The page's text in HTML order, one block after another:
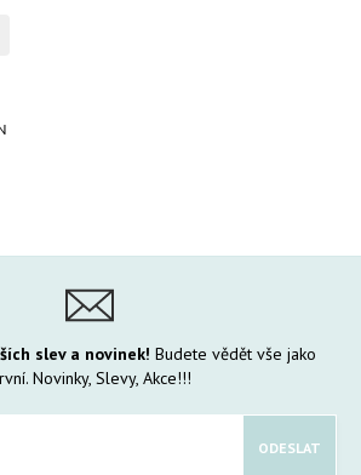
slev a novinek! Budete vědět vše jako
Novinky, Slevy, Akce!!!